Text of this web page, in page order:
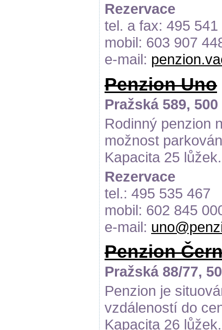
Rezervace
tel. a fax: 495 541
mobil: 603 907
e-mail:
Penzion Uno
Pražská 589,
Rodinný penzion
možnost
Kapacita 25 lůžek.
Rezervace
tel.: 495 535 467
mobil: 602 845
e-mail:
Penzion
Pražská 88/77,
Penzion je
vzdáleností do
Kapacita 26 lůžek.